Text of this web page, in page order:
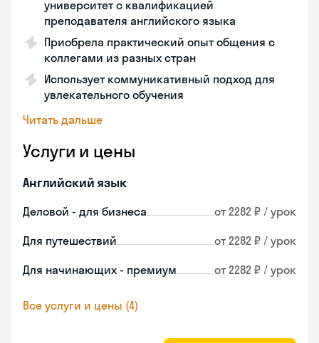
университет с квалификацией
преподавателя английского языка
Приобрела практический опыт общения с
коллегами из разных стран
Использует коммуникативный подход для
увлекательного обучения
Читать дальше
Услуги и цены
Английский язык
Деловой - для бизнеса от 2282 ₽ / урок
Для путешествий от 2282 ₽ / урок
Для начинающих - премиум от 2282 ₽ / урок
Все услуги и цены (4)